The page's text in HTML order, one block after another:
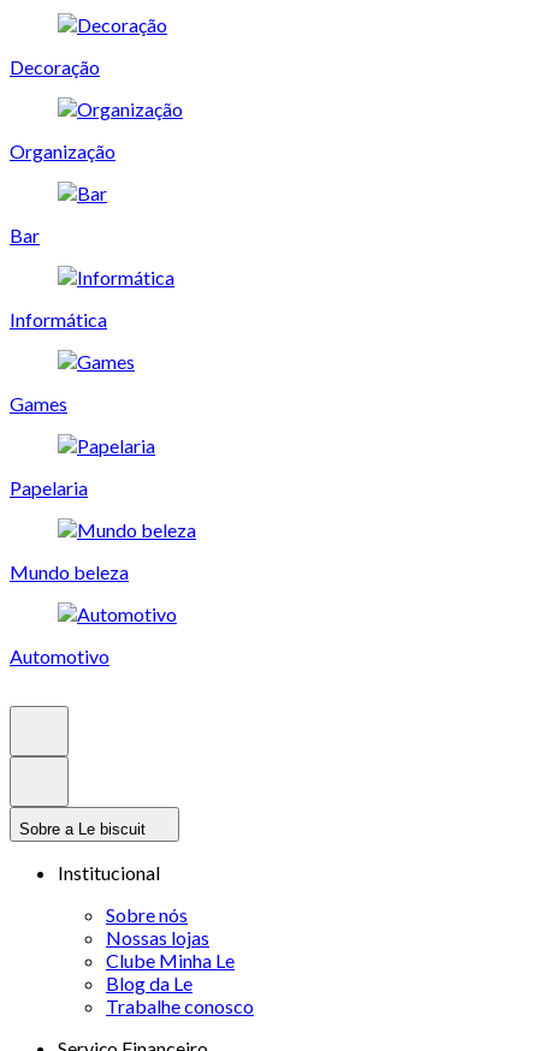
Decoração
Organização
Bar
Informática
Games
Papelaria
Mundo beleza
Automotivo
Sobre a Le biscuit
Institucional
Sobre nós
Nossas lojas
Clube Minha Le
Blog da Le
Trabalhe conosco